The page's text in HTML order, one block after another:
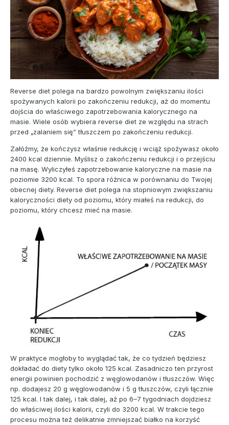
Reverse diet polega na bardzo powolnym zwiększaniu ilości
spożywanych kalorii po zakończeniu redukcji, aż do momentu
dojścia do właściwego zapotrzebowania kalorycznego na
masie. Wiele osób wybiera reverse diet ze względu na strach
przed „zalaniem się” tłuszczem po zakończeniu redukcji.
Załóżmy, że kończysz właśnie redukcję i wciąż spożywasz około
2400 kcal dziennie. Myślisz o zakończeniu redukcji i o przejściu
na masę. Wyliczyłeś zapotrzebowanie kaloryczne na masie na
poziomie 3200 kcal. To spora różnica w porównaniu do Twojej
obecnej diety. Reverse diet polega na stopniowym zwiększaniu
kaloryczności diety od poziomu, który miałeś na redukcji, do
poziomu, który chcesz mieć na masie.
W praktyce mogłoby to wyglądać tak, że co tydzień będziesz
dokładać do diety tylko około 125 kcal. Zasadniczo ten przyrost
energii powinien pochodzić z węglowodanów i tłuszczów. Więc
np. dodajesz 20 g węglowodanów i 5 g tłuszczów, czyli łącznie
125 kcal. I tak dalej, i tak dalej, aż po 6–7 tygodniach dojdziesz
do właściwej ilości kalorii, czyli do 3200 kcal. W trakcie tego
procesu można też delikatnie zmniejszać białko na korzyść